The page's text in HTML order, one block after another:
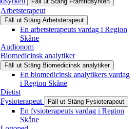
Arbetsterapeut
Fäll ut Stäng Arbetsterapeut
En arbetsterapeuts vardag i Region
Skåne
Audionom
Biomedicinsk analytiker
Fäll ut Stäng Biomedicinsk analytiker
En biomedicinsk analytikers vardag
i Region Skåne
Dietist
Fysioterapeut
Fäll ut Stäng Fysioterapeut
En fysioterapeuts vardag i Region
Skåne